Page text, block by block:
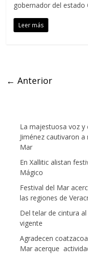
gobernador del estado
Leer más
← Anterior
La majestuosa voz y
Jiménez cautivaron
Mar
En Xallitic alistan
Mágico
Festival del Mar
las regiones de
Del telar de cintura
vigente
Agradecen
Mar acerque